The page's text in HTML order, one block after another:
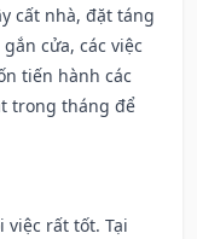
cất nhà, đặt táng
cửa, các việc
tiến hành các
trong tháng để
việc rất tốt. Tại